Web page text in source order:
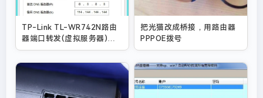
TP-Link TL-WR742N路由
器端口转发(虚拟服务器)设
置
把光猫改成桥接，用路由器
PPPOE拨号